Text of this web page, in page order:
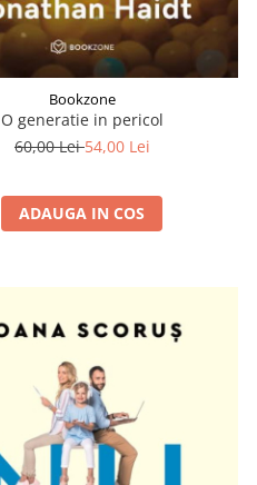
Bookzone
O generatie in pericol
60,00 Lei54,00 Lei
ADAUGA IN COS